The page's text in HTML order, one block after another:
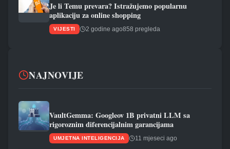
Je li Temu prevara? Istražujemo popularnu
aplikaciju za online shopping
VIJESTI 2 godine ago858 pregleda
NAJNOVIJE
VaultGemma: Googleov 1B privatni LLM sa
rigoroznim diferencijalnim garancijama
UMJETNA INTELIGENCIJA 11 mjeseci ago